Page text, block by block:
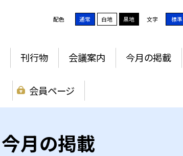
配色 通常 白地 黒地 文字 標準
刊行物 会議案内 今月の掲載
会員ページ
今月の掲載